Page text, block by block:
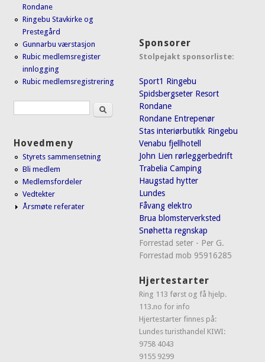
Rondane
Ringebu Stavkirke og
Prestegård
Gunnarbu værstasjon
Rubic medlemsregister
innlogging
Rubic medlemsregistrering
SøkeskjemaSøk
Hovedmeny
Styrets sammensetning
Bli medlem
Medlemsfordeler
Vedtekter
Årsmøte referater
Sponsorer
Stolpejakt sponsorliste:
Sport1 Ringebu
Spidsbergseter Resort
Rondane
Rondane Entrepenør
Stas interiørbutikk Ringebu
Venabu fjellhotell
John Lien rørleggerbedrift
Trabelia Camping
Haugstad hytter
Lundes
Fåvang elektro
Brua blomsterverksted
Snøhetta regnskap
Forrestad seter - Per G.
Forrestad mob 95916285
Hjertestarter
Ring 113 først og få hjelp.
113.no for info
Hjertestarter finnes på:
Lundes turisthandel KIWI:
9758 4043
9155 9299